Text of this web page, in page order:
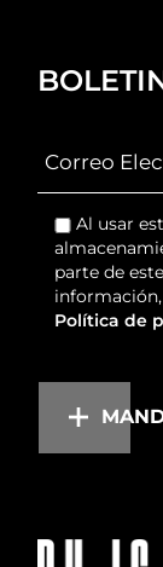
Al usar
parte de
Política de